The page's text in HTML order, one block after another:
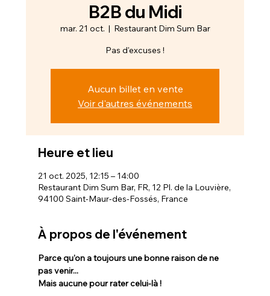
B2B du Midi
mar. 21 oct.
  |
Restaurant Dim Sum Bar
Pas d'excuses !
Aucun billet en vente
Voir d'autres événements
Heure et lieu
21 oct. 2025, 12:15 – 14:00
Restaurant Dim Sum Bar, FR, 12 Pl. de la Louvière,
94100 Saint-Maur-des-Fossés, France
À propos de l'événement
Parce qu'on a toujours une bonne raison de ne
pas venir...
Mais aucune pour rater celui-là !